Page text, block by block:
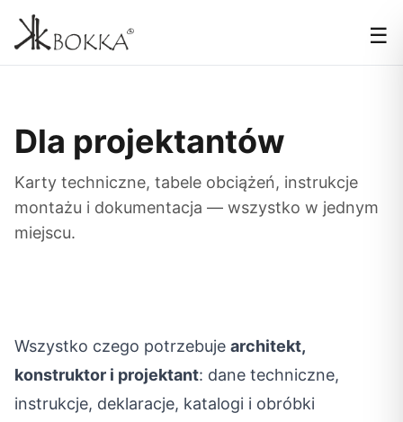
☰
Dla projektantów
Karty techniczne, tabele obciążeń, instrukcje
montażu i dokumentacja — wszystko w jednym
miejscu.
Wszystko czego potrzebuje architekt,
konstruktor i projektant: dane techniczne,
instrukcje, deklaracje, katalogi i obróbki